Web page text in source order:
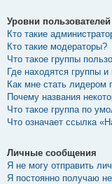
Уровни
Кто такие
Кто такие модераторы?
Что такое группы
Где находятся группы
Как мне стать лидером
Почему названия
Что такое группа по
Что означает ссылка
Личные сообщения
Я не могу отправить
Я постоянно получаю